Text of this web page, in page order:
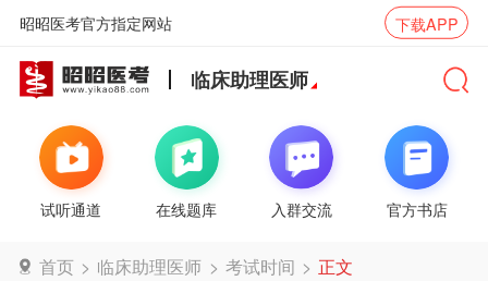
昭昭医考官方指定网站 下载APP
临床助理医师
试听通道 在线题库 入群交流 官方书店
首页 > 临床助理医师 > 考试时间 > 正文